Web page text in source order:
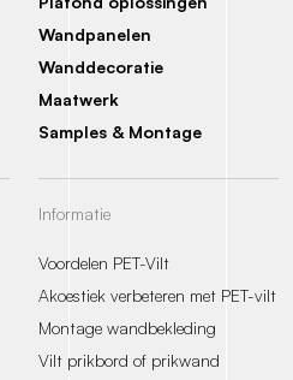
Wandpanelen
Wanddecoratie
Maatwerk
Samples & Montage
Informatie
Voordelen PET-Vilt
Akoestiek verbeteren met PET-vilt
Montage wandbekleding
Vilt prikbord of prikwand